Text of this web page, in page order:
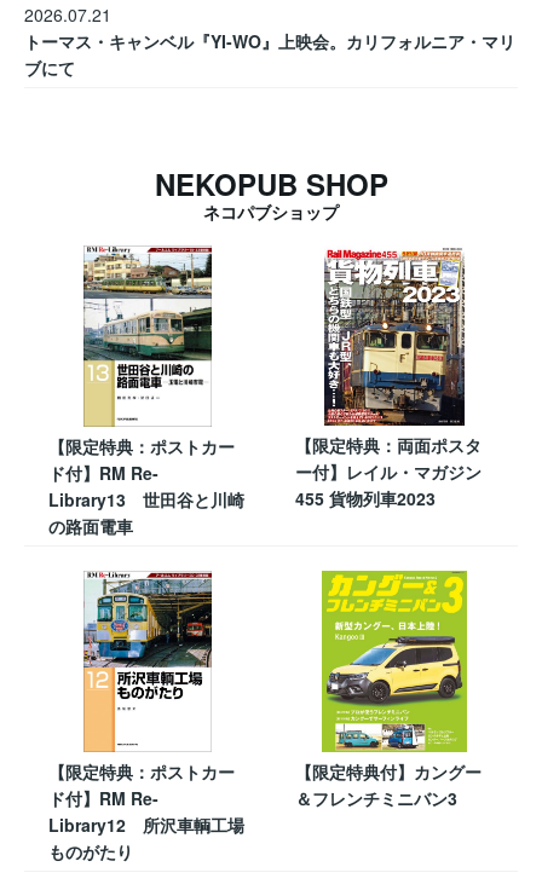
2026.07.21
トーマス・キャンベル『YI-WO』上映会。カリフォルニア・マリ
ブにて
NEKOPUB SHOP
ネコパブショップ
【限定特典：ポストカー
ド付】RM Re-
Library13 世田谷と川崎
の路面電車
【限定特典：両面ポスタ
ー付】レイル・マガジン
455 貨物列車2023
【限定特典：ポストカー
ド付】RM Re-
Library12 所沢車輌工場
ものがたり
【限定特典付】カングー
＆フレンチミニバン3